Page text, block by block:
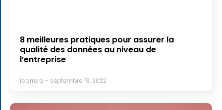
8 meilleures pratiques pour assurer la
qualité des données au niveau de
l’entreprise
lbarrera septembre 19, 2022